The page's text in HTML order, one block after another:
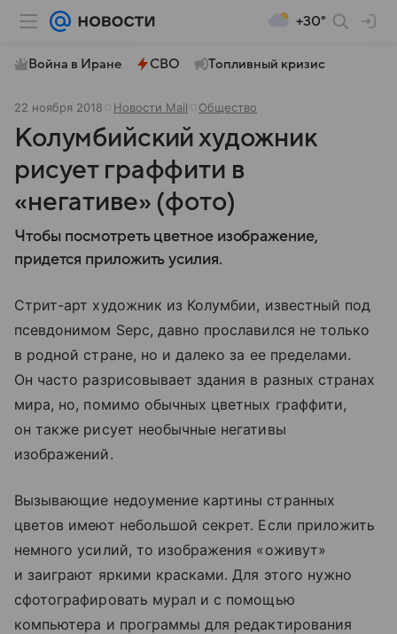
+30°
Война в Иране СВО Топливный кризис
22 ноября 2018 Новости Mail Общество
Колумбийский художник
рисует граффити в
«негативе» (фото)
Чтобы посмотреть цветное изображение,
придется приложить усилия.
Стрит-арт художник из Колумбии, известный под
псевдонимом Sepc, давно прославился не только
в родной стране, но и далеко за ее пределами.
Он часто разрисовывает здания в разных странах
мира, но, помимо обычных цветных граффити,
он также рисует необычные негативы
изображений.
Вызывающие недоумение картины странных
цветов имеют небольшой секрет. Если приложить
немного усилий, то изображения «оживут»
и заиграют яркими красками. Для этого нужно
сфотографировать мурал и с помощью
компьютера и программы для редактирования